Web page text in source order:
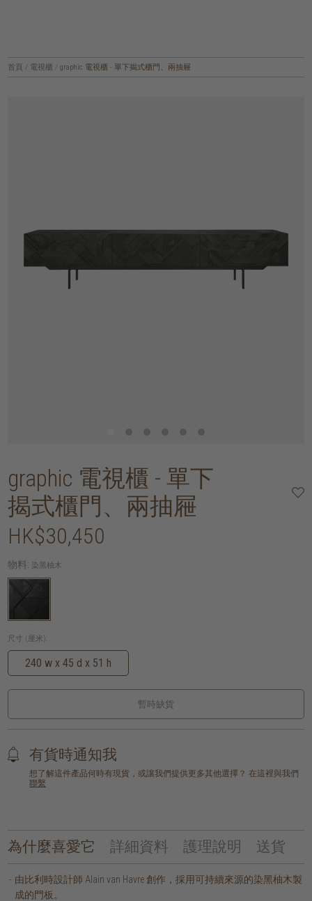
首頁 / 電視櫃 / graphic 電視櫃 - 單下揭式櫃門、兩抽屜
graphic 電視櫃 - 單下
揭式櫃門、兩抽屜
HK$30,450
物料: 染黑柚木
尺寸 (厘米):
240 w x 45 d x 51 h
暫時缺貨
有貨時通知我
想了解這件產品何時有現貨，或讓我們提供更多其他選擇？ 在這裡與我們
聯繫
為什麼喜愛它 詳細資料 護理說明 送貨
由比利時設計師 Alain van Havre 創作，採用可持續來源的染黑柚木製
成的門板。